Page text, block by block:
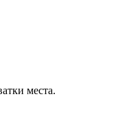
места.